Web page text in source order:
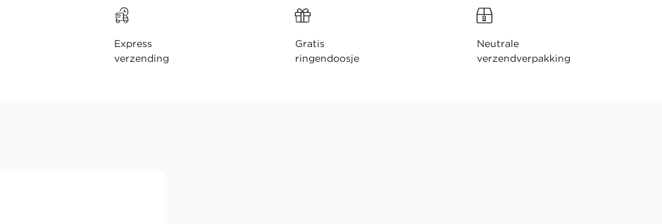
Express
verzending
Gratis
ringendoosje
Neutrale
verzendverpakking